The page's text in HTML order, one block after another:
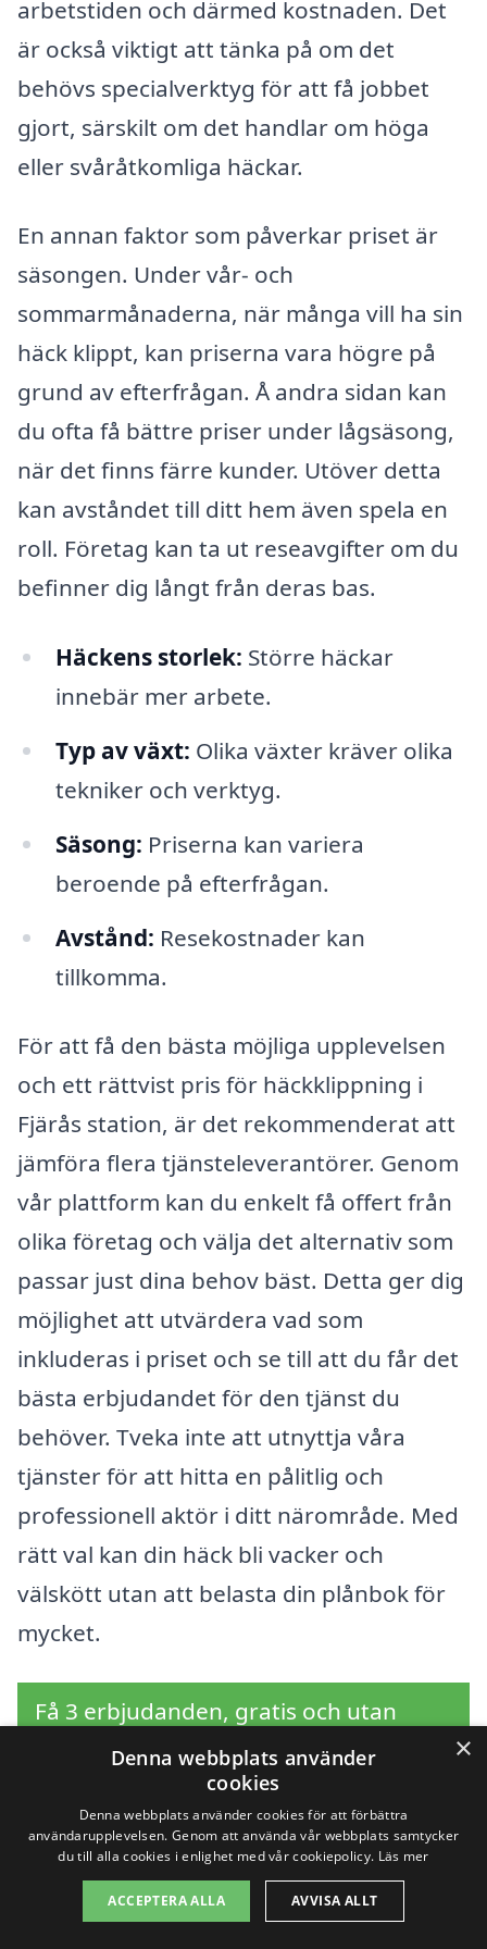
arbetstiden och därmed kostnaden. Det
är också viktigt att tänka på om det
behövs specialverktyg för att få jobbet
gjort, särskilt om det handlar om höga
eller svåråtkomliga häckar.
En annan faktor som påverkar priset är
säsongen. Under vår- och
sommarmånaderna, när många vill ha sin
häck klippt, kan priserna vara högre på
grund av efterfrågan. Å andra sidan kan
du ofta få bättre priser under lågsäsong,
när det finns färre kunder. Utöver detta
kan avståndet till ditt hem även spela en
roll. Företag kan ta ut reseavgifter om du
befinner dig långt från deras bas.
Häckens storlek: Större häckar
innebär mer arbete.
Typ av växt: Olika växter kräver olika
tekniker och verktyg.
Säsong: Priserna kan variera
beroende på efterfrågan.
Avstånd: Resekostnader kan
tillkomma.
För att få den bästa möjliga upplevelsen
och ett rättvist pris för häckklippning i
Fjärås station, är det rekommenderat att
jämföra flera tjänsteleverantörer. Genom
vår plattform kan du enkelt få offert från
olika företag och välja det alternativ som
passar just dina behov bäst. Detta ger dig
möjlighet att utvärdera vad som
inkluderas i priset och se till att du får det
bästa erbjudandet för den tjänst du
behöver. Tveka inte att utnyttja våra
tjänster för att hitta en pålitlig och
professionell aktör i ditt närområde. Med
rätt val kan din häck bli vacker och
välskött utan att belasta din plånbok för
mycket.
Få 3 erbjudanden, gratis och utan
förpliktelser
Sök efter en
professionell för
×
Denna webbplats använder
cookies
Denna webbplats använder cookies för att förbättra
användarupplevelsen. Genom att använda vår webbplats samtycker
du till alla cookies i enlighet med vår cookiepolicy. Läs mer
ACCEPTERA ALLA AVVISA ALLT